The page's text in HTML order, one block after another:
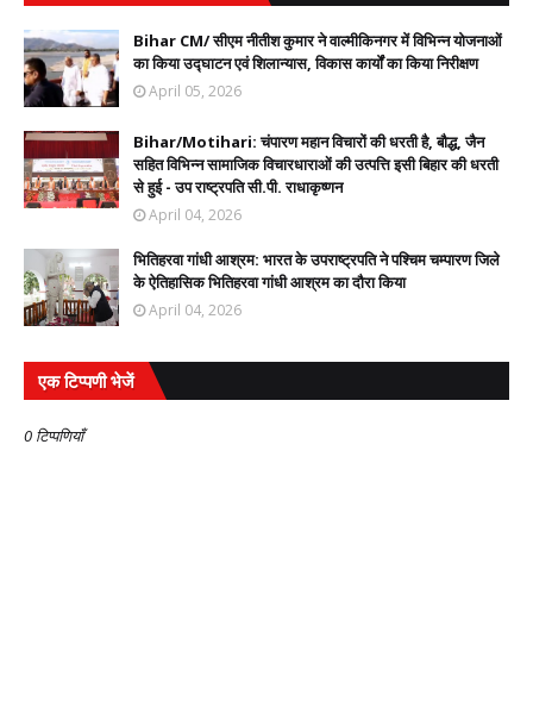
Bihar CM/ सीएम नीतीश कुमार ने वाल्मीकिनगर में विभिन्न योजनाओं
का किया उद्घाटन एवं शिलान्यास, विकास कार्यों का किया निरीक्षण
April 05, 2026
Bihar/Motihari: चंपारण महान विचारों की धरती है, बौद्ध, जैन
सहित विभिन्न सामाजिक विचारधाराओं की उत्पत्ति इसी बिहार की धरती
से हुई - उप राष्ट्रपति सी.पी. राधाकृष्णन
April 04, 2026
भितिहरवा गांधी आश्रम: भारत के उपराष्ट्रपति ने पश्चिम चम्पारण जिले
के ऐतिहासिक भितिहरवा गांधी आश्रम का दौरा किया
April 04, 2026
एक टिप्पणी भेजें
0 टिप्पणियाँ